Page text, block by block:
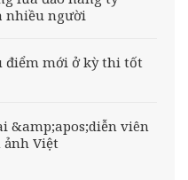
nhiều người
điểm mới ở kỳ thi tốt
&amp;apos;diễn viên
Việt